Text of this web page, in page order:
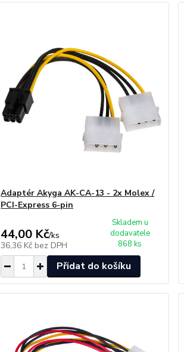
Adaptér Akyga AK-CA-13 - 2x Molex /
PCI-Express 6-pin
44,00 Kč/ks
36,36 Kč bez DPH
Skladem u
dodavatele
868 ks
Přidat do košíku